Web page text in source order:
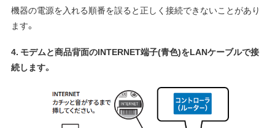
機器の電源を入れる順番を誤ると正しく接続できないことがあり
ます。
4. モデムと商品背面のINTERNET端子(青色)をLANケーブルで接
続します。